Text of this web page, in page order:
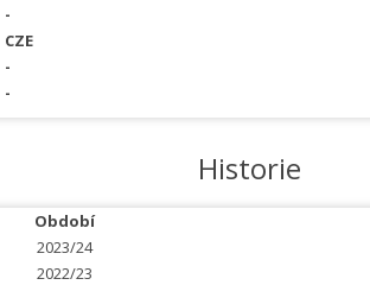
-
CZE
-
-
Historie
Období
2023/24
2022/23